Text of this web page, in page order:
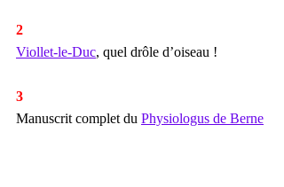
2
Viollet-le-Duc, quel drôle d’oiseau !
3
Manuscrit complet du Physiologus de Berne